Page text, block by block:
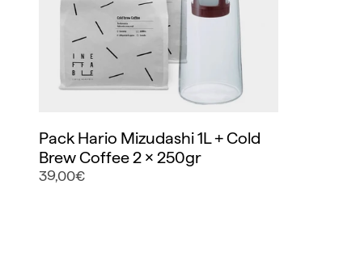
Pack Hario Mizudashi 1L + Cold
Brew Coffee 2 x 250gr
39,00€